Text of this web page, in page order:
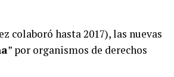
colaboró hasta 2017), las nuevas
” por organismos de derechos